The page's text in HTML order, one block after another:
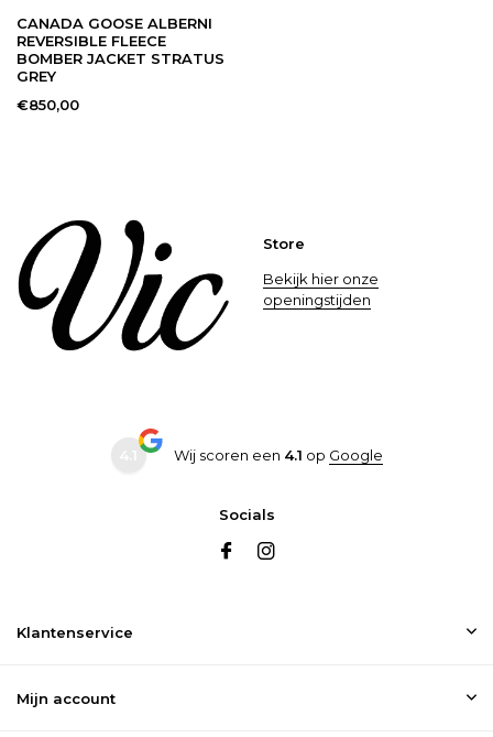
CANADA GOOSE ALBERNI
REVERSIBLE FLEECE
BOMBER JACKET STRATUS
GREY
€850,00
Store
Bekijk hier onze
openingstijden
Wij scoren een 4.1 op Google
Socials
Klantenservice
Mijn account